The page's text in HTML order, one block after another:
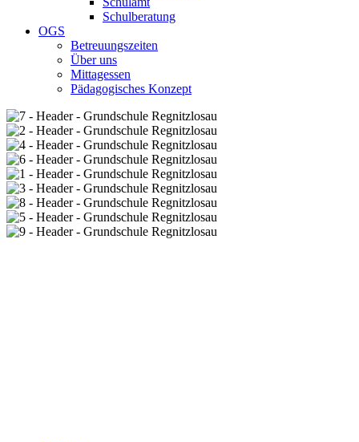
Schulberatung
OGS
Betreuungszeiten
Über uns
Mittagessen
Pädagogisches Konzept